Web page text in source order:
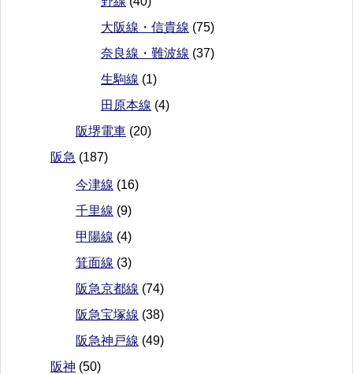
大阪線・信貴線 (75)
奈良線・難波線 (37)
生駒線 (1)
田原本線 (4)
阪堺電車 (20)
阪急 (187)
今津線 (16)
千里線 (9)
甲陽線 (4)
箕面線 (3)
阪急京都線 (74)
阪急宝塚線 (38)
阪急神戸線 (49)
阪神 (50)